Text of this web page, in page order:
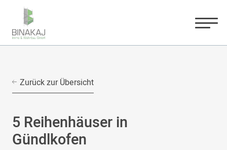
Zurück zur Übersicht
5 Reihenhäuser in
Gündlkofen